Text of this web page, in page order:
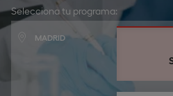
Selecciona tu programa:
MADRID